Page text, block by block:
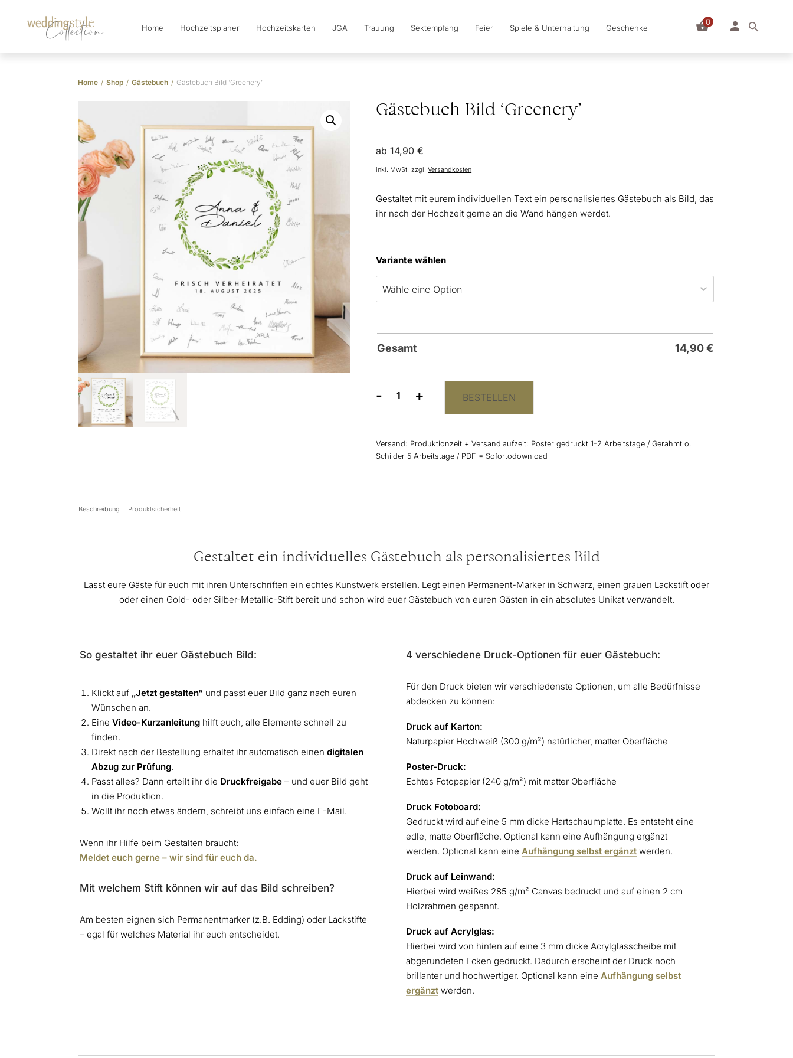
Collection Home Hochzeitsplaner Hochzeitskarten JGA Trauung Sektempfang Feier Spiele & Unterhaltung Geschenke
0
Home / Shop / Gästebuch / Gästebuch Bild ‘Greenery’
Gästebuch Bild ‘Greenery’
ab14,90€
inkl. MwSt. zzgl.Versandkosten
Gestaltet mit eurem individuellen Text ein personalisiertes Gästebuch als Bild, das
ihr nach der Hochzeit gerne an die Wand hängen werdet.
Variante wählen
Gesamt 14,90€
-
Gästebuch
Menge
+ BESTELLEN
Versand: Produktionzeit + Versandlaufzeit: Poster gedruckt 1-2 Arbeitstage / Gerahmt o.
Schilder 5 Arbeitstage / PDF = Sofortodownload
Beschreibung Produktsicherheit
Gestaltet ein individuelles Gästebuch als personalisiertes Bild
Lasst eure Gäste für euch mit ihren Unterschriften ein echtes Kunstwerk erstellen. Legt einen Permanent-Marker in Schwarz, einen grauen Lackstift oder
oder einen Gold- oder Silber-Metallic-Stift bereit und schon wird euer Gästebuch von euren Gästen in ein absolutes Unikat verwandelt.
So gestaltet ihr euer Gästebuch Bild:
Klickt auf „Jetzt gestalten“ und passt euer Bild ganz nach euren
Wünschen an.
Eine Video-Kurzanleitung hilft euch, alle Elemente schnell zu
finden.
Direkt nach der Bestellung erhaltet ihr automatisch einen digitalen
Abzug zur Prüfung.
Passt alles? Dann erteilt ihr die Druckfreigabe – und euer Bild geht
in die Produktion.
Wollt ihr noch etwas ändern, schreibt uns einfach eine E-Mail.
Wenn ihr Hilfe beim Gestalten braucht:
Meldet euch gerne – wir sind für euch da.
Mit welchem Stift können wir auf das Bild schreiben?
Am besten eignen sich Permanentmarker (z.B. Edding) oder Lackstifte
– egal für welches Material ihr euch entscheidet.
4 verschiedene Druck-Optionen für euer Gästebuch:
Für den Druck bieten wir verschiedenste Optionen, um alle Bedürfnisse
abdecken zu können:
Druck auf Karton:
Naturpapier Hochweiß (300 g/m²) natürlicher, matter Oberfläche
Poster-Druck:
Echtes Fotopapier (240 g/m²) mit matter Oberfläche
Druck Fotoboard:
Gedruckt wird auf eine 5 mm dicke Hartschaumplatte. Es entsteht eine
edle, matte Oberfläche. Optional kann eine Aufhängung ergänzt
werden. Optional kann eineAufhängung selbst ergänzt werden.
Druck auf Leinwand:
Hierbei wird weißes 285 g/m² Canvas bedruckt und auf einen 2 cm
Holzrahmen gespannt.
Druck auf Acrylglas:
Hierbei wird von hinten auf eine 3 mm dicke Acrylglasscheibe mit
abgerundeten Ecken gedruckt. Dadurch erscheint der Druck noch
brillanter und hochwertiger. Optional kann eineAufhängung selbst
ergänzt werden.